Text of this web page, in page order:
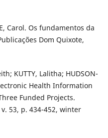
Carol. Os fundamentos da
Dom Quixote,
KUTTY, Lalitha; HUDSON-
Health Information
Funded Projects.
53, p. 434-452, winter